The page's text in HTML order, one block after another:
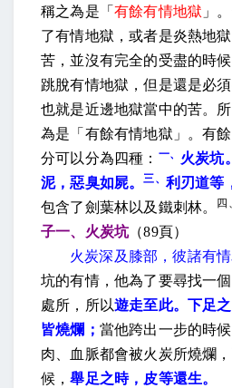
稱之為是「 有餘有情地獄 」
了有情地獄，或者是炎熱地
苦，並沒有完全的受盡的時
跳脫有情地獄，但是還是必
也就是近邊地獄當中的苦。
為是「有餘有情地獄」。有
分可以分為四種： 一、 火炭坑。
泥，惡臭如屍。三、 利刃道等
包含了劍葉林以及鐵刺林。
四、
子一、火炭坑（89頁）
火炭深及膝部，彼諸有
坑的有情，他為了要尋找一
處所，所以遊走至此。下足
皆燒爛； 當他跨出一步的時
肉、血脈都會被火炭所燒爛
候，舉足之時，皮等還生。